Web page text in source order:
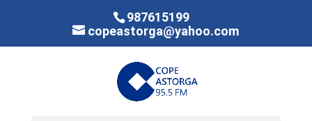
987615199
copeastorga@yahoo.com